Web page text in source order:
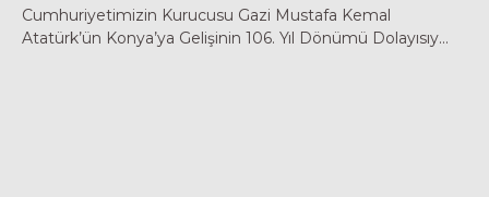
Cumhuriyetimizin Kurucusu Gazi Mustafa Kemal
Atatürk’ün Konya’ya Gelişinin 106. Yıl Dönümü Dolayısıy...